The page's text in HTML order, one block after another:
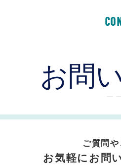
お問
ー
ご質問
お気軽にお問